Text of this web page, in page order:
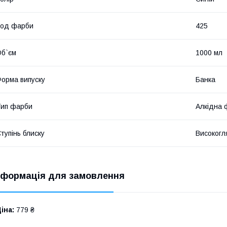
фарби 425
1000 мл
випуску Банка
фарби Алкідна
блиску
для замовлення
779 ₴